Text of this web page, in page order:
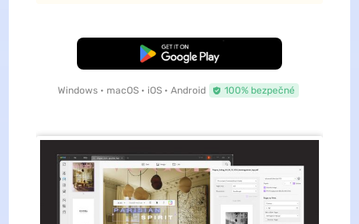
Bezplatné stažení
Windows • macOS • iOS • Android 100% bezpečné